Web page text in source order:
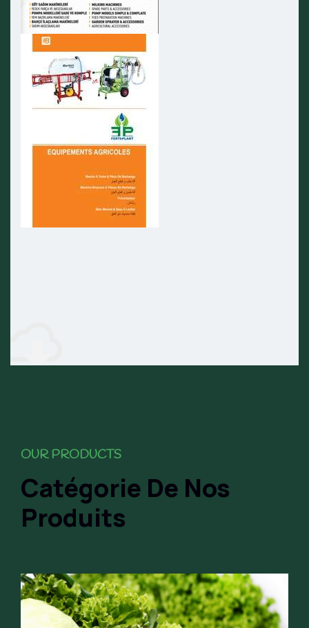
OUR PRODUCTS
Catégorie De Nos
Produits